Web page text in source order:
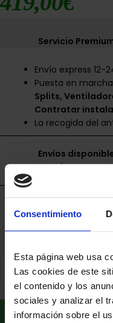
Consentimiento
Esta página web usa
Las cookies de este
el contenido y los
sociales y analizar el
información sobre el
Servicio
Envío express 12-
Puesta en
Splits,
Contratar
La recogida del
Envíos
Murcia.